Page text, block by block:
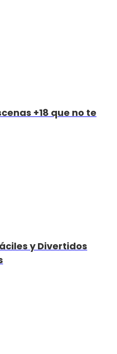
+18 que no te
y Divertidos